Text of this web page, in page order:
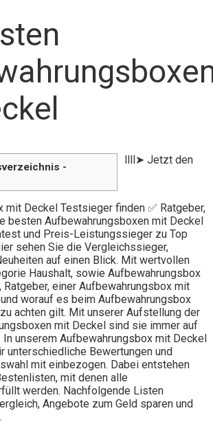
-
llll➤ Jetzt den
mit Deckel Testsieger finden ✅ Ratgeber,
besten Aufbewahrungsboxen mit Deckel
und Preis-Leistungssieger zu Top
sehen Sie die Vergleichssieger,
auf einen Blick. Mit wertvollen
Haushalt, sowie Aufbewahrungsbox
einer Aufbewahrungsbox mit
worauf es beim Aufbewahrungsbox
achten gilt. Mit unserer Aufstellung der
mit Deckel sind sie immer auf
unserem Aufbewahrungsbox mit Deckel
unterschiedliche Bewertungen und
mit einbezogen. Dabei entstehen
mit denen alle
werden. Nachfolgende Listen
Angebote zum Geld sparen und